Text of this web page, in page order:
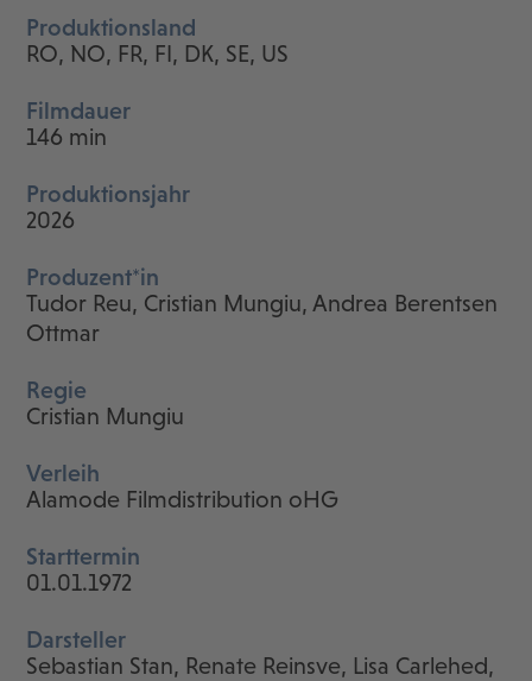
Produktionsland
RO, NO, FR, FI, DK, SE, US
Filmdauer
146 min
Produktionsjahr
2026
Produzent*in
Tudor Reu, Cristian Mungiu, Andrea Berentsen
Ottmar
Regie
Cristian Mungiu
Verleih
Alamode Filmdistribution oHG
Starttermin
01.01.1972
Darsteller
Sebastian Stan, Renate Reinsve, Lisa Carlehed,